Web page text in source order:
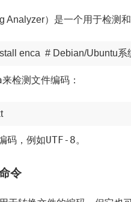
Analyzer）是一个用于检测
enca  # Debian/Ubuntu系
来检测文件编码：
码，例如UTF-8。
令